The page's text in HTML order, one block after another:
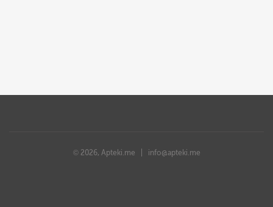
© 2026, Apteki.me | info@apteki.me